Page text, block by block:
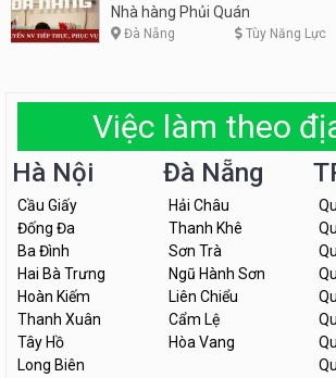
Nhà hàng Phủi Quán
Đà Nẵng Tùy Năng Lực
Việc làm theo
Hà Nội
Cầu Giấy
Đống Đa
Ba Đình
Hai Bà Trưng
Hoàn Kiếm
Thanh Xuân
Tây Hồ
Long Biên
Đà Nẵng
Hải Châu
Thanh Khê
Sơn Trà
Ngũ Hành Sơn
Liên Chiểu
Cẩm Lệ
Hòa Vang